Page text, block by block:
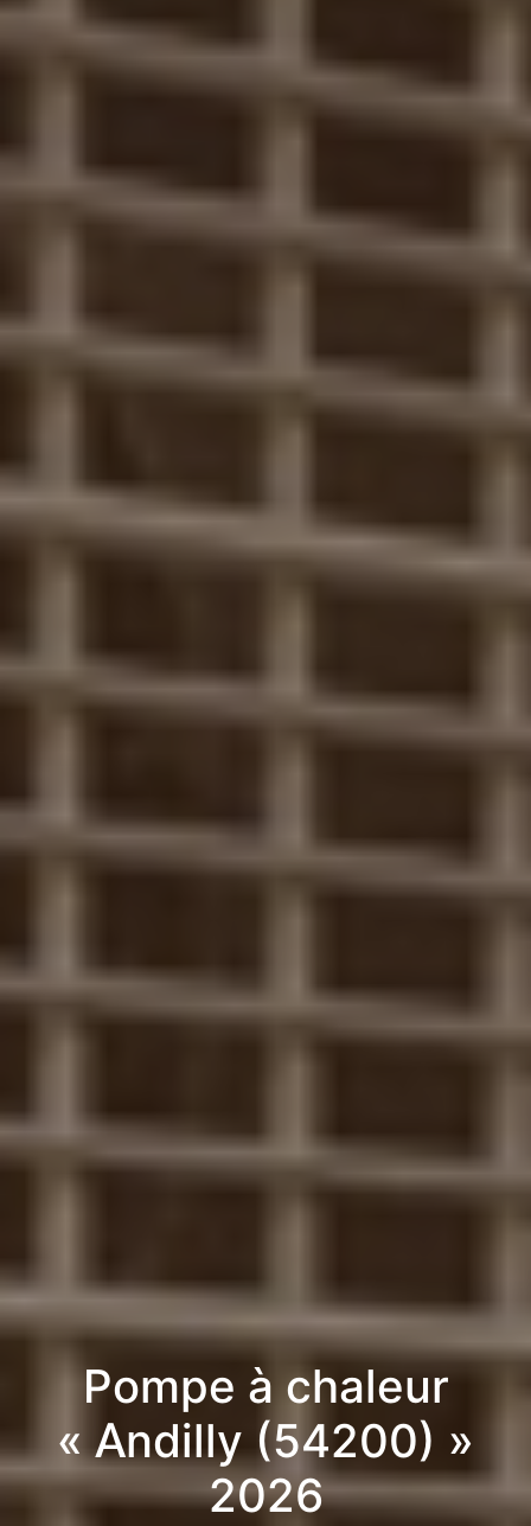
Pompe à chaleur
« Andilly (54200) »
2026